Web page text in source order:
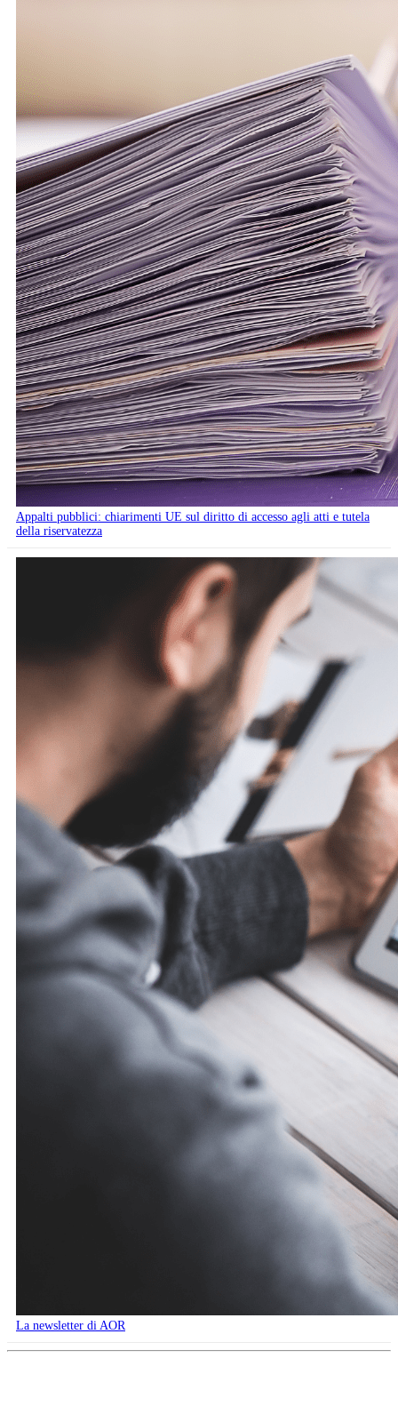
Appalti pubblici: chiarimenti UE sul diritto di accesso agli atti e tutela
della riservatezza
La newsletter di AOR